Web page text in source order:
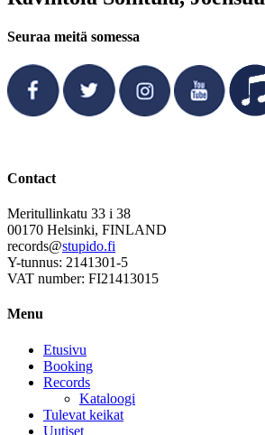
Seuraa meitä somessa
Contact
Meritullinkatu 33 i 38
00170 Helsinki, FINLAND
records@stupido.fi
Y-tunnus: 2141301-5
VAT number: FI21413015
Menu
Etusivu
Booking
Records
Kataloogi
Tulevat keikat
Uutiset